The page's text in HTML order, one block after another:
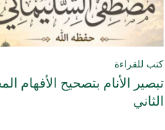
كتب للقراءة
تبصير الأنام بتصحيح الأفهام
الثاني